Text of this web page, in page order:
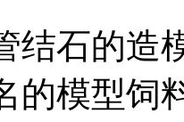
结石的造
的模型饲